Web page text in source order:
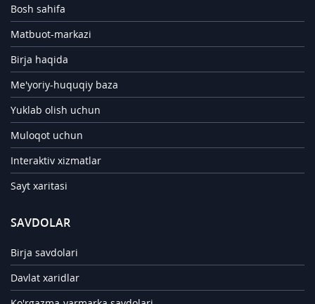
Bosh sahifa
Matbuot-markazi
Birja haqida
Me'yoriy-huquqiy baza
Yuklab olish uchun
Muloqot uchun
Interaktiv xizmatlar
Sayt xaritasi
SAVDOLAR
Birja savdolari
Davlat xaridlar